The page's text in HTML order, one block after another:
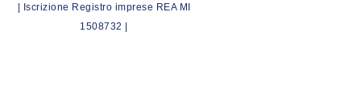
| Iscrizione Registro imprese REA MI
1508732 |